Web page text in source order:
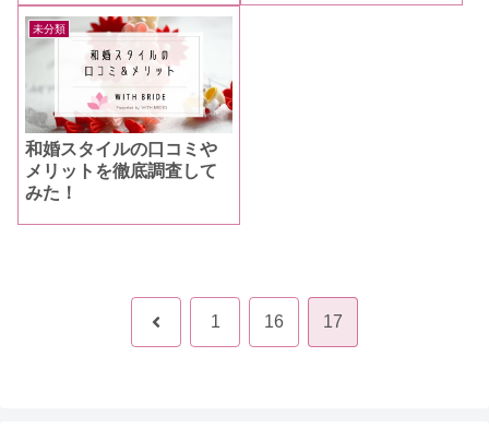
未分類
和婚スタイルの口コミや
メリットを徹底調査して
みた！
前 1 16 17